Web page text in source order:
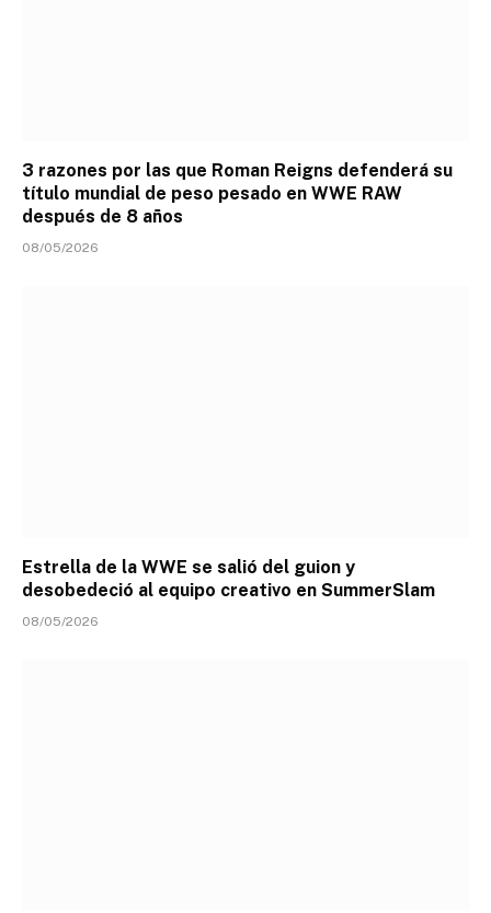
3 razones por las que Roman Reigns defenderá su
título mundial de peso pesado en WWE RAW
después de 8 años
08/05/2026
Estrella de la WWE se salió del guion y
desobedeció al equipo creativo en SummerSlam
08/05/2026